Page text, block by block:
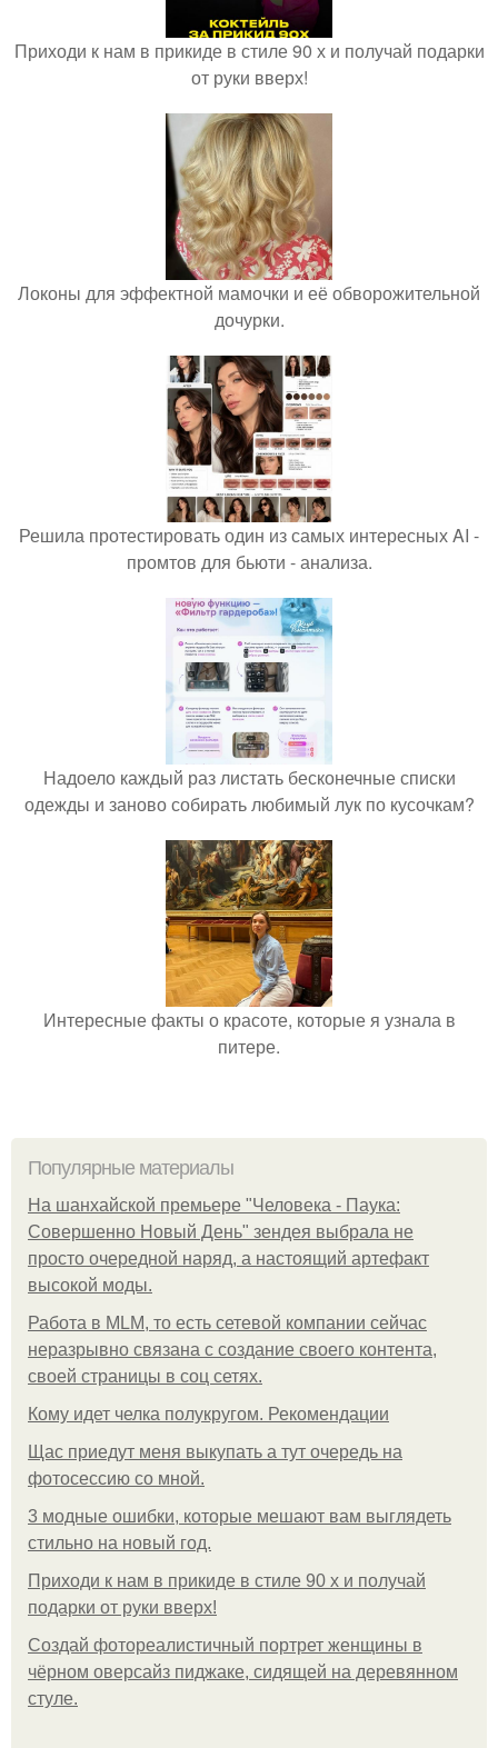
Приходи к нам в прикиде в стиле 90 х и получай подарки
от руки вверх!
Локоны для эффектной мамочки и её обворожительной
дочурки.
Решила протестировать один из самых интересных AI -
промтов для бьюти - анализа.
Надоело каждый раз листать бесконечные списки
одежды и заново собирать любимый лук по кусочкам?
Интересные факты о красоте, которые я узнала в
питере.
Популярные материалы
На шанхайской премьере "Человека - Паука:
Совершенно Новый День" зендея выбрала не
просто очередной наряд, а настоящий артефакт
высокой моды.
Работа в MLM, то есть сетевой компании сейчас
неразрывно связана с создание своего контента,
своей страницы в соц сетях.
Кому идет челка полукругом. Рекомендации
Щас приедут меня выкупать а тут очередь на
фотосессию со мной.
3 модные ошибки, которые мешают вам выглядеть
стильно на новый год.
Приходи к нам в прикиде в стиле 90 х и получай
подарки от руки вверх!
Создай фотореалистичный портрет женщины в
чёрном оверсайз пиджаке, сидящей на деревянном
стуле.